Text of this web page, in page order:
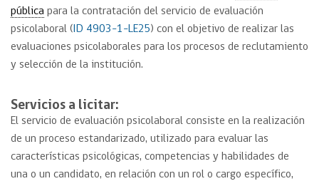
pública para la contratación del servicio de evaluación
psicolaboral ( ID 4903-1-LE25) con el objetivo de realizar las
evaluaciones psicolaborales para los procesos de reclutamiento
y selección de la institución.
Servicios a licitar:
El servicio de evaluación psicolaboral consiste en la realización
de un proceso estandarizado, utilizado para evaluar las
características psicológicas, competencias y habilidades de
una o un candidato, en relación con un rol o cargo específico,